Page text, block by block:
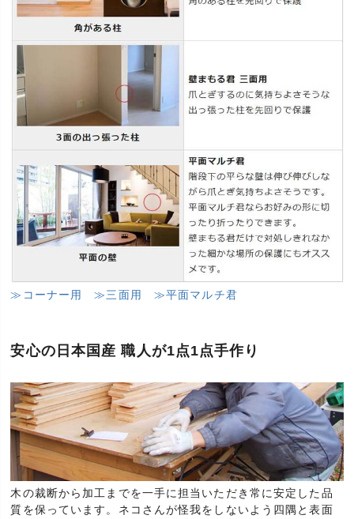
≫コーナー用 ≫三面用 ≫平面マルチ君
安心の日本国産 職人が1点1点手作り
木の裁断から加工までを一手に担当いただき常に安定した品
質を保っています。ネコさんが怪我をしないよう四隅と表面